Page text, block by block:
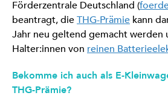
Förderzentrale Deutschland (
beantragt, dieTHG-Prämie kann
Jahr neu geltend gemacht werden
Halter:innen von reinen
Bekomme ich auch als E-
THG-Prämie?